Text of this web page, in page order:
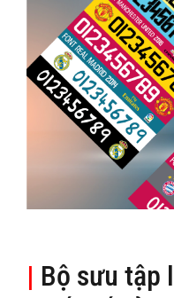
| Bộ sưu tập